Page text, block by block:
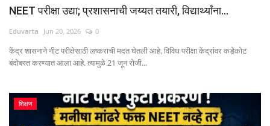
NEET परीक्षा उद्या; प्रशासनाची जय्यत तयारी, विद्यार्थ्यांना...
Eduvarta Jun 20, 2026 0
केंद्र शासनाने नीट परीक्षेसाठी लष्कराची मदत घेतली आहे. विविध परीक्षा केंद्रांवर कडेकोट
बंदोबस्त करण्यात आला आहे. त्यामुळे 21 जून रोजी...
शिक्षण